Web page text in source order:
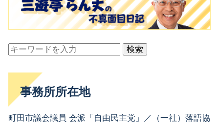
検索
事務所所在地
町田市議会議員 会派「自由民主党」／（一社）落語協